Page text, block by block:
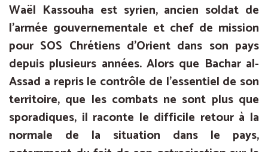
Waël Kassouha est syrien, ancien soldat de
l’armée gouvernementale et chef de mission
pour SOS Chrétiens d’Orient dans son pays
depuis plusieurs années. Alors que Bachar al-
Assad a repris le contrôle de l’essentiel de son
territoire, que les combats ne sont plus que
sporadiques, il raconte le difficile retour à la
normale de la situation dans le pays,